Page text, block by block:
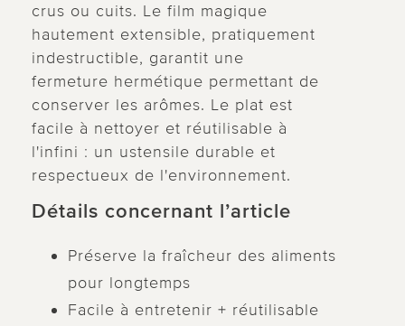
crus ou cuits. Le film magique
hautement extensible, pratiquement
indestructible, garantit une
fermeture hermétique permettant de
conserver les arômes. Le plat est
facile à nettoyer et réutilisable à
l'infini : un ustensile durable et
respectueux de l'environnement.
Détails concernant l’article
Préserve la fraîcheur des aliments
pour longtemps
Facile à entretenir + réutilisable